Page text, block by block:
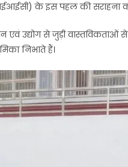
के इस पहल की सराहना
एवं उद्योग से जुड़ी
निभाते हैं।